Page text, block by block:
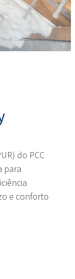
do PCC
para
e conforto